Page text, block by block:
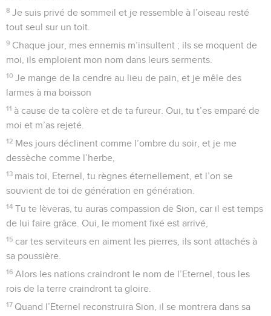
8 Je suis privé de sommeil et je ressemble à l’oiseau resté
tout seul sur un toit.
9 Chaque jour, mes ennemis m’insultent ; ils se moquent de
moi, ils emploient mon nom dans leurs serments.
10 Je mange de la cendre au lieu de pain, et je mêle des
larmes à ma boisson
11 à cause de ta colère et de ta fureur. Oui, tu t’es emparé de
moi et m’as rejeté.
12 Mes jours déclinent comme l’ombre du soir, et je me
dessèche comme l’herbe,
13 mais toi, Eternel, tu règnes éternellement, et l’on se
souvient de toi de génération en génération.
14 Tu te lèveras, tu auras compassion de Sion, car il est temps
de lui faire grâce. Oui, le moment fixé est arrivé,
15 car tes serviteurs en aiment les pierres, ils sont attachés à
sa poussière.
16 Alors les nations craindront le nom de l’Eternel, tous les
rois de la terre craindront ta gloire.
17 Quand l’Eternel reconstruira Sion, il se montrera dans sa